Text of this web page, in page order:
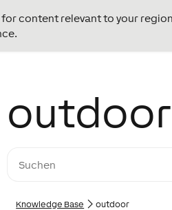
content relevant to your
outdoor
Knowledge Base outdoor